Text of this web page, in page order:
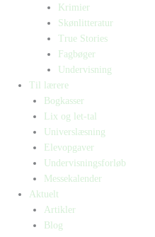
Krimier
Skønlitteratur
True Stories
Fagbøger
Undervisning
Til lærere
Bogkasser
Lix og let-tal
Universlæsning
Elevopgaver
Undervisningsforløb
Messekalender
Aktuelt
Artikler
Blog